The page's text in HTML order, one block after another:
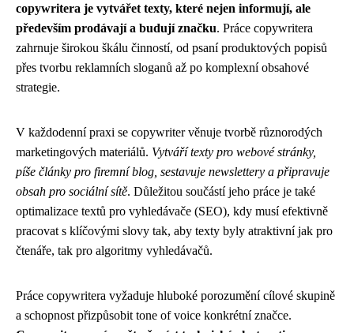
copywritera je vytvářet texty, které nejen informují, ale
především prodávají a budují značku. Práce copywritera
zahrnuje širokou škálu činností, od psaní produktových popisů
přes tvorbu reklamních sloganů až po komplexní obsahové
strategie.
V každodenní praxi se copywriter věnuje tvorbě různorodých
marketingových materiálů. Vytváří texty pro webové stránky,
píše články pro firemní blog, sestavuje newslettery a připravuje
obsah pro sociální sítě. Důležitou součástí jeho práce je také
optimalizace textů pro vyhledávače (SEO), kdy musí efektivně
pracovat s klíčovými slovy tak, aby texty byly atraktivní jak pro
čtenáře, tak pro algoritmy vyhledávačů.
Práce copywritera vyžaduje hluboké porozumění cílové skupině
a schopnost přizpůsobit tone of voice konkrétní značce.